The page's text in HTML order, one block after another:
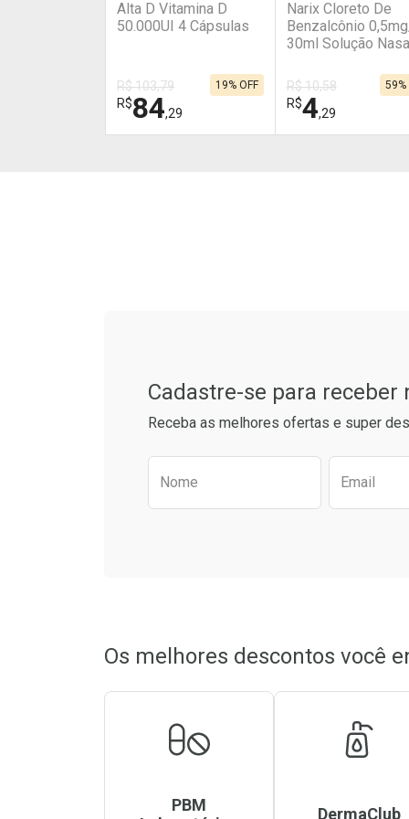
Comprar sem Desconto
Por R$ 29,90/cada
Comprar sem Desconto
Por R$ 29,90/cada
Comprar
Por R$ 9,90/
Comprar
Por R$ 9,90/
Alta D Vitamina D
50.000UI 4 Cápsulas
R$ 103,79
R$84,29
19% OFF
Por R$ 84,29/cada
Por R$ 84,29/cada
Narix Cloreto De
Benzalcônio
30ml Solução
R$ 10,58
R$4,29
59%
Por R$ 4,29/cada
Por R$ 4,29/cada
Cadastre-se para receber
Receba as melhores ofertas e super
Preencha o formulário
Nome Email
Os melhores descontos você
PBM
DermaClub